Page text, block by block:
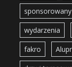
sponsorowany
wydarzenia
fakro